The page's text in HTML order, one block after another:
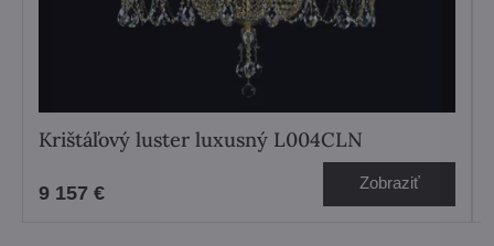
Krištáľový luster luxusný L004CLN
9 157 € Zobraziť